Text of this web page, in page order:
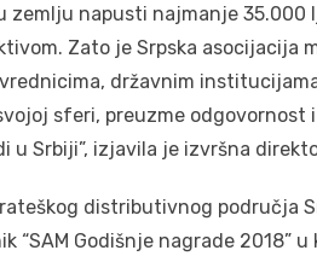
zemlju napusti najmanje 35.000
Zato je Srpska asocijacija
državnim
sferi, preuzme odgovornost
u Srbiji”, izjavila je izvršna
distributivnog područja
“SAM Godišnje nagrade 2018”